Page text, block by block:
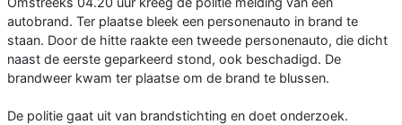
autobrand. Ter plaatse bleek een personenauto in brand te
staan. Door de hitte raakte een tweede personenauto, die dicht
naast de eerste geparkeerd stond, ook beschadigd. De
brandweer kwam ter plaatse om de brand te blussen.
De politie gaat uit van brandstichting en doet onderzoek.